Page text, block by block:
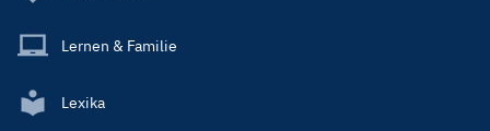
Lernen & Familie
Lexika